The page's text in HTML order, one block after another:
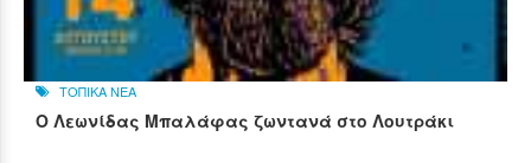
ΤΟΠΙΚΑ ΝΕΑ
Ο Λεωνίδας Μπαλάφας ζωντανά στο Λουτράκι